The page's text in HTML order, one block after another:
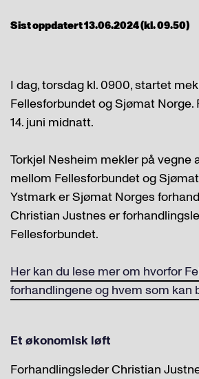
Sist oppdatert 13.06.2024 (kl. 09.50)
I dag, torsdag kl. 0900, startet
Fellesforbundet og Sjømat Norge.
14. juni midnatt.
Torkjel Nesheim mekler på vegne
mellom Fellesforbundet og
Ystmark er Sjømat Norges
Christian Justnes er
Fellesforbundet.
Her kan du lese mer om hvorfor
forhandlingene og hvem som kan
Et økonomisk løft
Forhandlingsleder Christian